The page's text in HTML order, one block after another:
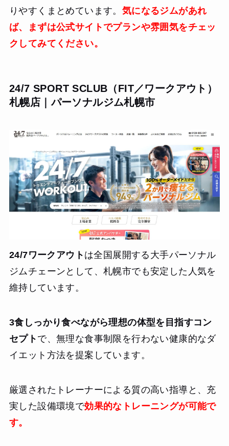
りやすくまとめています。 気になるジムがあれ
ば、まずは公式サイトでプランや雰囲気をチェッ
クしてみてください。
24/7 SPORT SCLUB（FIT／ワークアウト）
札幌店｜パーソナルジム札幌市
24/7ワークアウト は全国展開する大手パーソナル
ジムチェーンとして、札幌市でも安定した人気を
維持しています。
3食しっかり食べながら理想の体型を目指すコン
セプト で、無理な食事制限を行わない健康的なダ
イエット方法を提案しています。
厳選されたトレーナーによる質の高い指導と、充
実した設備環境で効果的なトレーニングが可能で
す。